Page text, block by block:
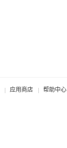
应用商店 帮助中心